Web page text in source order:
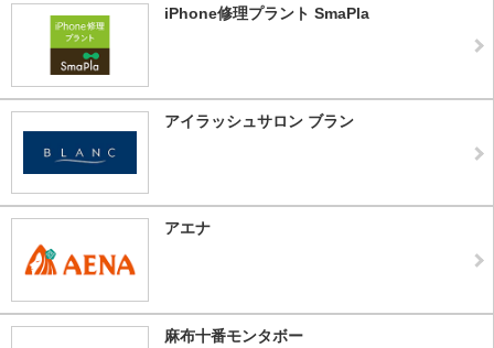
iPhone修理プラント SmaPla
アイラッシュサロン ブラン
アエナ
麻布十番モンタボー